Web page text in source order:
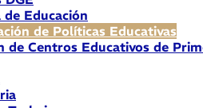
Educación
de Políticas Educativas
de Centros Educativos de